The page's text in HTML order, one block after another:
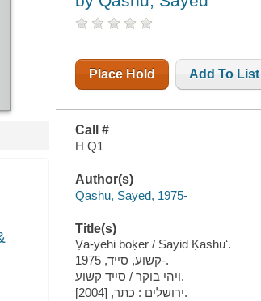
Place Hold Add To List
Call #
H Q1
Author(s)
Qashu, Sayed, 1975-
Title(s)
Ṿa-yehi boḳer / Sayid Ḳashuʻ.
קשוע, סייד, 1975-.
ויהי בוקר / סייד קשוע.
ירושלים : כתר, [2004].